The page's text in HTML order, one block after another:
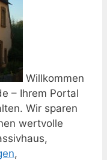
Willkommen
– Ihrem Portal
Wir sparen
wertvolle
,